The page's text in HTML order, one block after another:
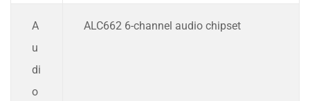
A
u
di
o
ALC662 6-channel audio chipset